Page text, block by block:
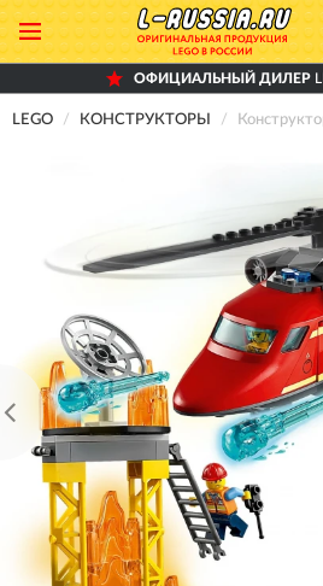
ОФИЦИАЛЬНЫЙ ДИЛЕР
LEGO КОНСТРУКТОРЫ